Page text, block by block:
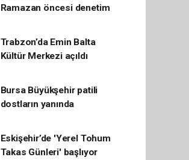
Ramazan öncesi denetim
Trabzon’da Emin Balta
Kültür Merkezi açıldı
Bursa Büyükşehir patili
dostların yanında
Eskişehir’de 'Yerel Tohum
Takas Günleri' başlıyor